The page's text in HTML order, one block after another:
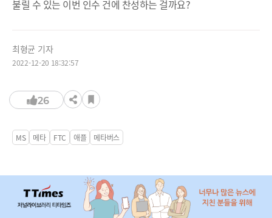
불릴 수 있는 이번 인수 건에 찬성하는 걸까요?
최형균 기자
2022-12-20 18:32:57
26
MS 메타 FTC 애플 메타버스